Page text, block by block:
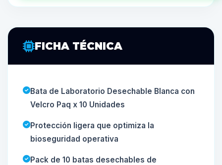
FICHA TÉCNICA
Bata de Laboratorio Desechable Blanca con
Velcro Paq x 10 Unidades
Protección ligera que optimiza la
bioseguridad operativa
Pack de 10 batas desechables de